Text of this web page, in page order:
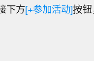
下方[+参加活动]按